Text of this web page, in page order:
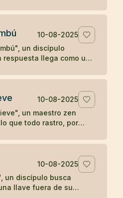
las palabras se
10-08-2025
un discípulo
respuesta llega como un
hay que saber escuchar.
10-08-2025
un maestro zen
que todo rastro, por
la impermanencia y
10-08-2025
un discípulo busca
llave fuera de su